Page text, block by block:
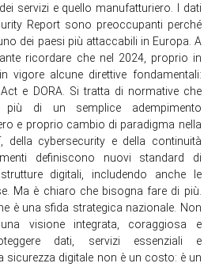
servizi e quello manufatturiero. I dati
Report sono preoccupanti perché
dei paesi più attaccabili in Europa. A
ricordare che nel 2024, proprio in
vigore alcune direttive fondamentali:
Act e DORA. Si tratta di normative che
più di un semplice adempimento
e proprio cambio di paradigma nella
della cybersecurity e della continuità
definiscono nuovi standard di
digitali, includendo anche le
Ma è chiaro che bisogna fare di più.
è una sfida strategica nazionale. Non
visione integrata, coraggiosa e
dati, servizi essenziali e
sicurezza digitale non è un costo: è un